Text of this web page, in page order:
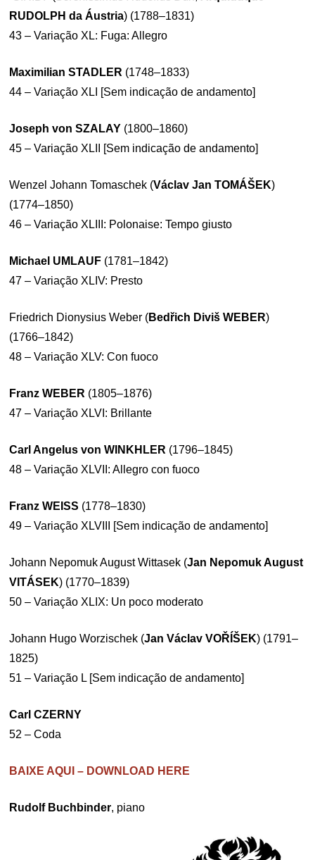
RUDOLPH da Áustria) (1788–1831)
43 – Variação XL: Fuga: Allegro
Maximilian STADLER (1748–1833)
44 – Variação XLI [Sem indicação de andamento]
Joseph von SZALAY (1800–1860)
45 – Variação XLII [Sem indicação de andamento]
Wenzel Johann Tomaschek (Václav Jan TOMÁŠEK)
(1774–1850)
46 – Variação XLIII: Polonaise: Tempo giusto
Michael UMLAUF (1781–1842)
47 – Variação XLIV: Presto
Friedrich Dionysius Weber (Bedřich Diviš WEBER)
(1766–1842)
48 – Variação XLV: Con fuoco
Franz WEBER (1805–1876)
47 – Variação XLVI: Brillante
Carl Angelus von WINKHLER (1796–1845)
48 – Variação XLVII: Allegro con fuoco
Franz WEISS (1778–1830)
49 – Variação XLVIII [Sem indicação de andamento]
Johann Nepomuk August Wittasek (Jan Nepomuk August
VITÁSEK) (1770–1839)
50 – Variação XLIX: Un poco moderato
Johann Hugo Worzischek (Jan Václav VOŘÍŠEK) (1791–
1825)
51 – Variação L [Sem indicação de andamento]
Carl CZERNY
52 – Coda
BAIXE AQUI – DOWNLOAD HERE
Rudolf Buchbinder, piano